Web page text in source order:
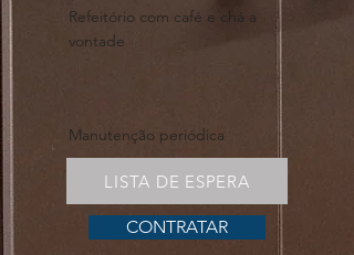
Refeitório com café e chá a
vontade
Manutenção periódica
LISTA DE ESPERA
CONTRATAR